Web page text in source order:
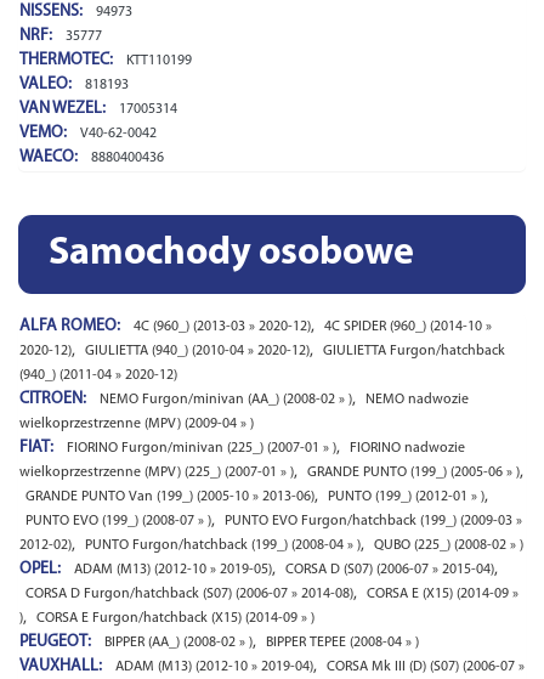
NISSENS: 94973
NRF: 35777
THERMOTEC: KTT110199
VALEO: 818193
VAN WEZEL: 17005314
VEMO: V40-62-0042
WAECO: 8880400436
Samochody osobowe
ALFA ROMEO: 4C (960_) (2013-03 » 2020-12),
4C SPIDER (960_) (2014-10 »
2020-12), GIULIETTA (940_) (2010-04 » 2020-12),
GIULIETTA Furgon/hatchback
(940_) (2011-04 » 2020-12)
CITROEN: NEMO Furgon/minivan (AA_) (2008-02 » ),
NEMO nadwozie
wielkoprzestrzenne (MPV) (2009-04 » )
FIAT: FIORINO Furgon/minivan (225_) (2007-01 » ),
FIORINO nadwozie
wielkoprzestrzenne (MPV) (225_) (2007-01 » ), GRANDE PUNTO (199_) (2005-06 » ),
GRANDE PUNTO Van (199_) (2005-10 » 2013-06), PUNTO (199_) (2012-01 » ),
PUNTO EVO (199_) (2008-07 » ),
PUNTO EVO Furgon/hatchback (199_) (2009-03 »
2012-02), PUNTO Furgon/hatchback (199_) (2008-04 » ), QUBO (225_) (2008-02 » )
OPEL: ADAM (M13) (2012-10 » 2019-05), CORSA D (S07) (2006-07 » 2015-04),
CORSA D Furgon/hatchback (S07) (2006-07 » 2014-08),
CORSA E (X15) (2014-09 »
), CORSA E Furgon/hatchback (X15) (2014-09 » )
PEUGEOT: BIPPER (AA_) (2008-02 » ), BIPPER TEPEE (2008-04 » )
VAUXHALL: ADAM (M13) (2012-10 » 2019-04),
CORSA Mk III (D) (S07) (2006-07 »